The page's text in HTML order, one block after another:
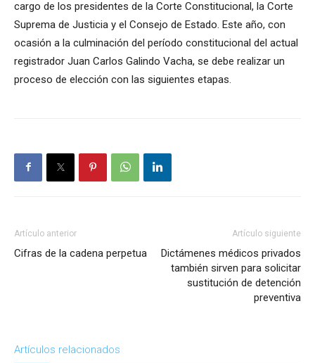
cargo de los presidentes de la Corte Constitucional, la Corte
Suprema de Justicia y el Consejo de Estado. Este año, con
ocasión a la culminación del período constitucional del actual
registrador Juan Carlos Galindo Vacha, se debe realizar un
proceso de elección con las siguientes etapas.
Artículo anterior
Cifras de la cadena perpetua
Artículo siguiente
Dictámenes médicos privados
también sirven para solicitar
sustitución de detención
preventiva
Artículos relacionados